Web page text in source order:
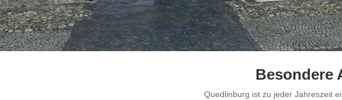
Besondere
Quedlinburg ist zu jeder Jahreszeit